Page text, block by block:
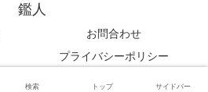
鑑人
お問合わせ
プライバシーポリシー
© 2012 鑑人.
検索 トップ サイドバー